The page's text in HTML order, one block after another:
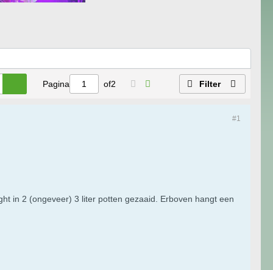
Pagina of2 Filter
#1
in 2 (ongeveer) 3 liter potten gezaaid. Erboven hangt een